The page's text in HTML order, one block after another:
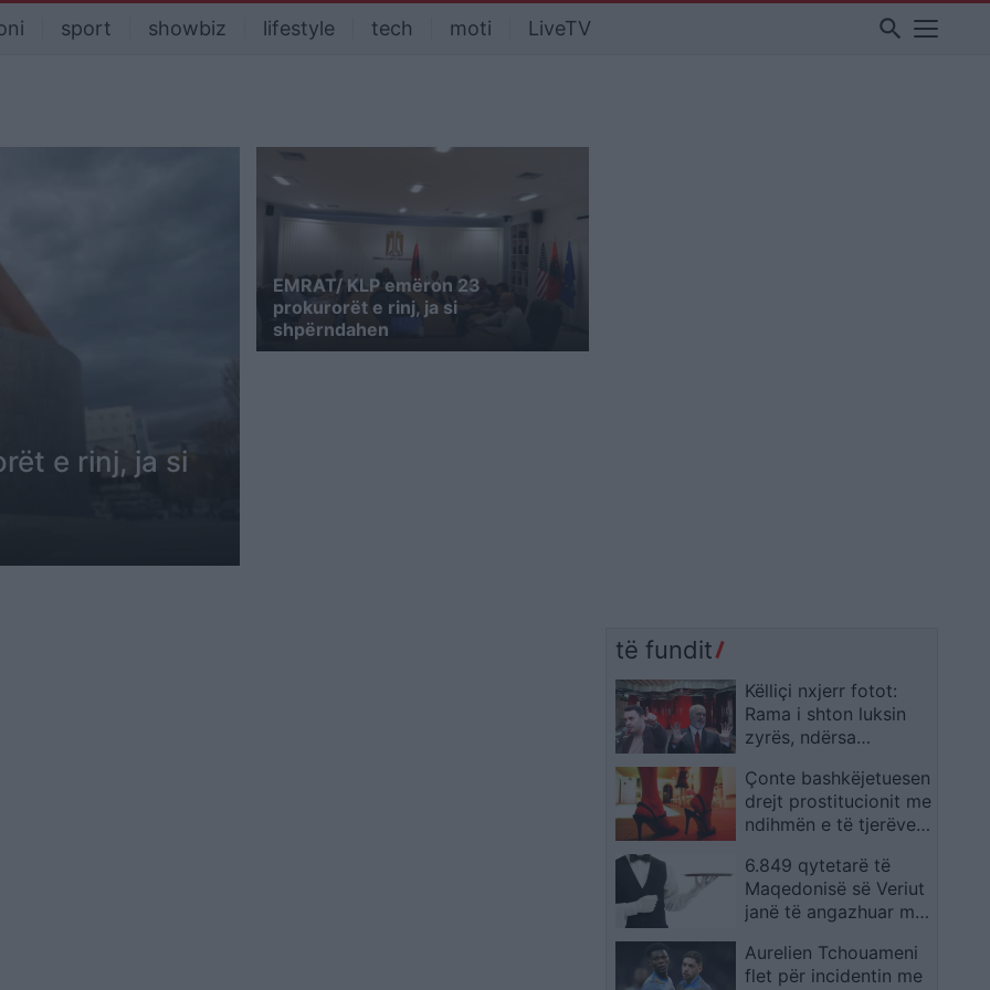
sport showbiz lifestyle tech moti LiveTV search
e rinj, ja si
EMRAT/ KLP emëron 23
prokurorët e rinj, ja si
shpërndahen
të fundit
Këlliçi nxjerr fotot:
Rama i shton luksin
zyrës, ndërsa
sheshet kundër
korrupsionit dhe
arrogancës
Çonte bashkëjetuesen
drejt prostitucionit me
ndihmën e të tjerëve,
3 shtetas në Berat
6.849 qytetarë të
Maqedonisë së Veriut
janë të angazhuar me
Aurelien Tchouameni
flet për incidentin me